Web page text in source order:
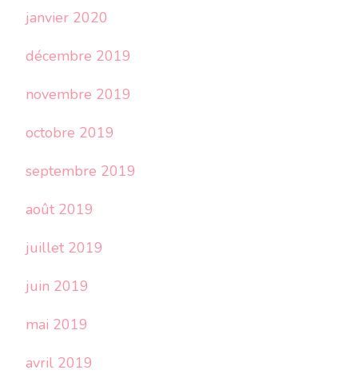
janvier 2020
décembre 2019
novembre 2019
octobre 2019
septembre 2019
août 2019
juillet 2019
juin 2019
mai 2019
avril 2019